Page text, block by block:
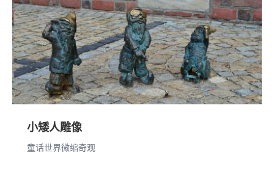
小矮人雕像
童话世界微缩奇观